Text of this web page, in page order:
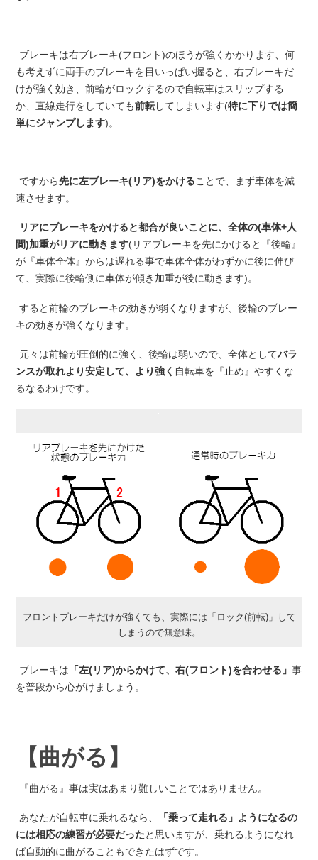
ブレーキは右ブレーキ(フロント)のほうが強くかかります、何
も考えずに両手のブレーキを目いっぱい握ると、右ブレーキだ
けが強く効き、前輪がロックするので自転車はスリップする
か、直線走行をしていても前転してしまいます(特に下りでは簡
単にジャンプします)。
ですから先に左ブレーキ(リア)をかけることで、まず車体を減
速させます。
リアにブレーキをかけると都合が良いことに、全体の(車体+人
間)加重がリアに動きます(リアブレーキを先にかけると『後輪』
が『車体全体』からは遅れる事で車体全体がわずかに後に伸び
て、実際に後輪側に車体が傾き加重が後に動きます)。
すると前輪のブレーキの効きが弱くなりますが、後輪のブレー
キの効きが強くなります。
元々は前輪が圧倒的に強く、後輪は弱いので、全体としてバラ
ンスが取れより安定して、より強く 自転車を『止め』やすくな
るなるわけです。
フロントブレーキだけが強くても、実際には「ロック(前転)」して
しまうので無意味。
ブレーキは 「左(リア)からかけて、右(フロント)を合わせる」 事
を普段から心がけましょう。
【曲がる】
『曲がる』事は実はあまり難しいことではありません。
あなたが自転車に乗れるなら、
「乗って走れる」ようになるの
には相応の練習が必要だったと思いますが、乗れるようになれ
ば自動的に曲がることもできたはずです。